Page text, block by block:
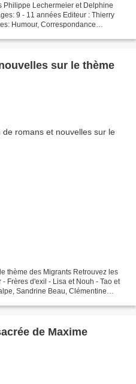
Philippe Lechermeier et Delphine
9 - 11 années Editeur : Thierry
Humour, Correspondance
sur le thème
thème des Migrants Retrouvez les
Frères d'exil - Lisa et Nouh - Tao et
Sandrine Beau, Clémentine
de Maxime